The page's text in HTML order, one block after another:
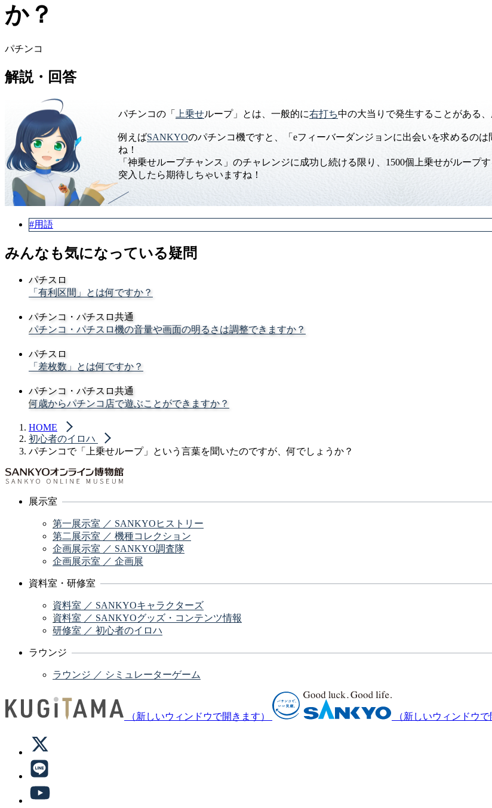
か？
パチンコ
解説・回答
パチンコの「 上乗せループ」とは、一般的に右打ち中の大当りで発生することがある
例えばSANKYOのパチンコ機ですと、「eフィーバーダンジョンに出会いを求めるの
ね！
「神乗せループチャンス」のチャレンジに成功し続ける限り、1500個上乗せがループ
突入したら期待しちゃいますね！
#用語
みんなも気になっている疑問
パチスロ
「有利区間」とは何ですか？
パチンコ・パチスロ共通
パチンコ・パチスロ機の音量や画面の明るさは調整できますか？
パチスロ
「差枚数」とは何ですか？
パチンコ・パチスロ共通
何歳からパチンコ店で遊ぶことができますか？
HOME
初心者のイロハ
パチンコで「上乗せループ」という言葉を聞いたのですが、何でしょうか？
展示室
第一展示室 ／ SANKYOヒストリー
第二展示室 ／ 機種コレクション
企画展示室 ／ SANKYO調査隊
企画展示室 ／ 企画展
資料室・研修室
資料室 ／ SANKYOキャラクターズ
資料室 ／ SANKYOグッズ・コンテンツ情報
研修室 ／ 初心者のイロハ
ラウンジ
ラウンジ ／ シミュレーターゲーム
（新しいウィンドウで開きます） （新しいウィンドウで